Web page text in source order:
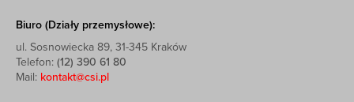
Biuro (Działy przemysłowe):
ul. Sosnowiecka 89, 31-345 Kraków
Telefon: (12) 390 61 80
Mail: kontakt@csi.pl